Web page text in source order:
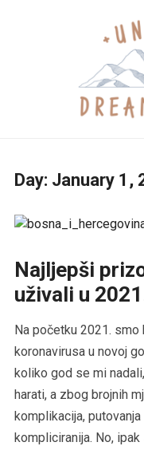
Day: January 1,
Najljepši
uživali u
Na početku 2021.
koronavirusa u novoj
koliko god se mi
harati, a zbog brojnih
komplikacija,
kompliciranija. No,